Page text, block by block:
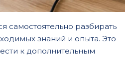
самостоятельно разбирать
знаний и опыта. Это
к дополнительным